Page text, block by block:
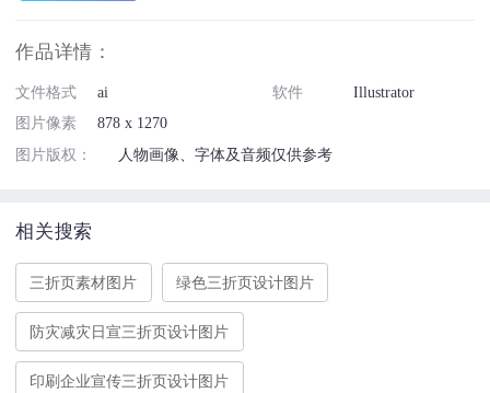
作品详情：
文件格式 ai 软件
Illustrator
图片像素
878 x 1270
图片版权：
人物画像、字体及音频仅供参考
相关搜索
三折页素材图片 绿色三折页设计图片
防灾减灾日宣三折页设计图片
印刷企业宣传三折页设计图片